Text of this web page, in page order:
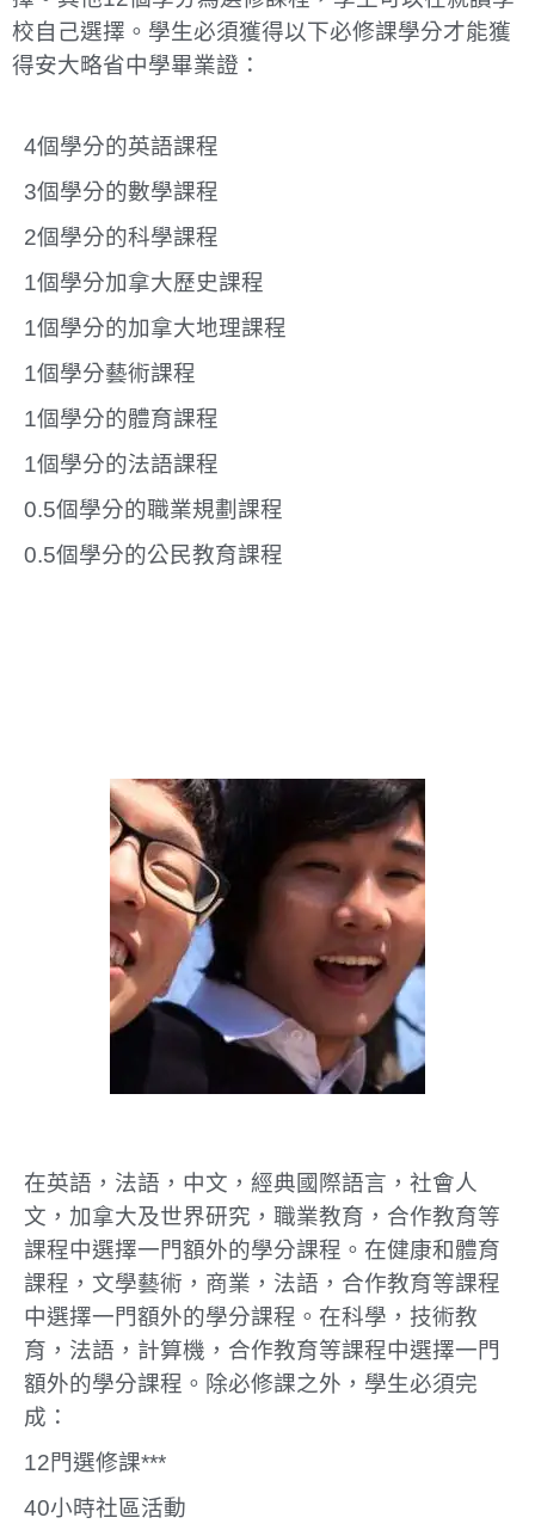
校自己選擇。學生必須獲得以下必修課學分才能獲
得安大略省中學畢業證：
4個學分的英語課程
3個學分的數學課程
2個學分的科學課程
1個學分加拿大歷史課程
1個學分的加拿大地理課程
1個學分藝術課程
1個學分的體育課程
1個學分的法語課程
0.5個學分的職業規劃課程
0.5個學分的公民教育課程
在英語，法語，中文，經典國際語言，社會人
文，加拿大及世界研究，職業教育，合作教育等
課程中選擇一門額外的學分課程。在健康和體育
課程，文學藝術，商業，法語，合作教育等課程
中選擇一門額外的學分課程。在科學，技術教
育，法語，計算機，合作教育等課程中選擇一門
額外的學分課程。除必修課之外，學生必須完
成：
12門選修課***
40小時社區活動